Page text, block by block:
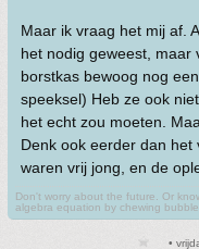
Maar ik vraag het mij af.
het nodig geweest, maar
borstkas bewoog nog
speeksel) Heb ze ook
het echt zou moeten.
Denk ook eerder dan het
waren vrij jong, en de
Don't worry about the future. Or
algebra equation by chewing bubble
•